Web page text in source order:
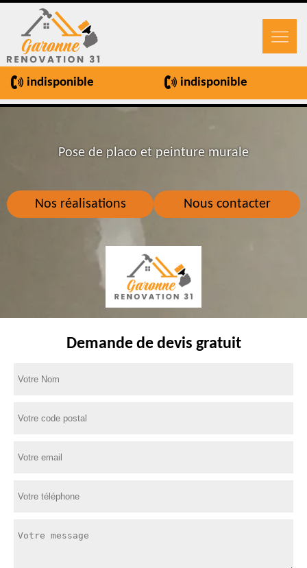
indisponible indisponible
Nos réalisations Nous contacter
Pose de placo et peinture murale
Demande de devis gratuit